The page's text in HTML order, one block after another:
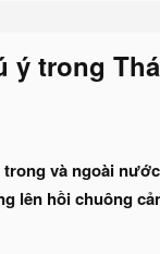
trong
và ngoài
lên hồi chuông